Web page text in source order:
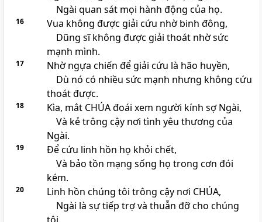
Ngài quan sát mọi hành động của họ.
16
Vua không được giải cứu nhờ binh đông,
Dũng sĩ không được giải thoát nhờ sức
mạnh mình.
17
Nhờ ngựa chiến để giải cứu là hão huyền,
Dù nó có nhiều sức mạnh nhưng không cứu
thoát được.
18 Kìa, mắt CHÚAđoái xem người kính sợ Ngài,
Và kẻ trông cậy nơi tình yêu thương của
Ngài.
19
Để cứu linh hồn họ khỏi chết,
Và bảo tồn mạng sống họ trong cơn đói
kém.
20 Linh hồn chúng tôi trông cậy nơi CHÚA,
Ngài là sự tiếp trợ và thuẫn đỡ cho chúng